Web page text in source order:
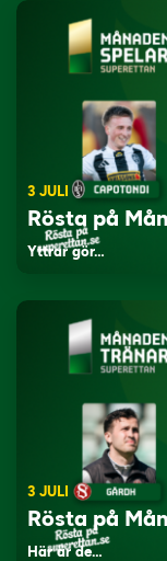
3 JULI
Rösta på
Yttrar gör…
3 JULI
Rösta på
Här är de…